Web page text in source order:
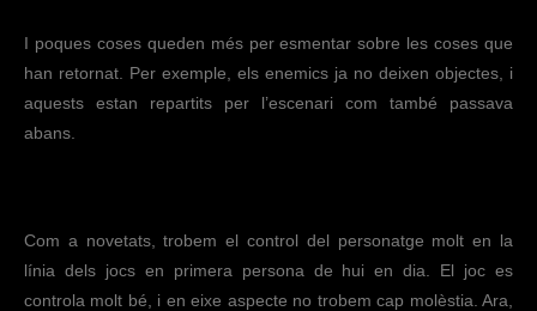
I poques coses queden més per esmentar sobre les coses que
han retornat. Per exemple, els enemics ja no deixen objectes, i
aquests estan repartits per l’escenari com també passava
abans.
Com a novetats, trobem el control del personatge molt en la
línia dels jocs en primera persona de hui en dia. El joc es
controla molt bé, i en eixe aspecte no trobem cap molèstia. Ara,